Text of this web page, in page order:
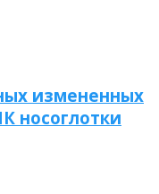
измененных
носоглотки